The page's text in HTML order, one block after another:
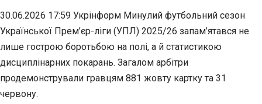
30.06.2026 17:59 Укрінформ Минулий футбольний сезон
Української Прем’єр-ліги (УПЛ) 2025/26 запам’ятався не
лише гострою боротьбою на полі, а й статистикою
дисциплінарних покарань. Загалом арбітри
продемонстрували гравцям 881 жовту картку та 31
червону.